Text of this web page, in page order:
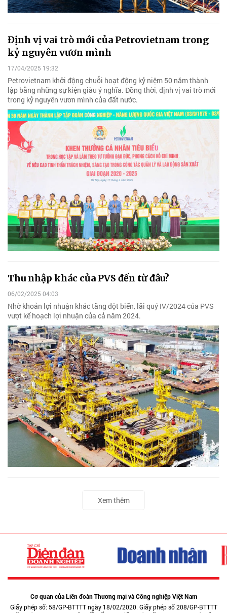
Định vị vai trò mới của Petrovietnam trong
kỷ nguyên vươn mình
17/04/2025 19:32
Petrovietnam khởi động chuỗi hoạt động kỷ niệm 50 năm thành
lập bằng những sự kiện giàu ý nghĩa. Đồng thời, định vị vai trò mới
trong kỷ nguyên vươn mình của đất nước.
Thu nhập khác của PVS đến từ đâu?
06/02/2025 04:03
Nhờ khoản lợi nhuận khác tăng đột biến, lãi quý IV/2024 của PVS
vượt kế hoạch lợi nhuận của cả năm 2024.
Xem thêm
Cơ quan của Liên đoàn Thương mại và Công nghiệp Việt Nam
Giấy phép số: 58/GP-BTTTT ngày 18/02/2020. Giấy phép số 208/GP-BTTTT